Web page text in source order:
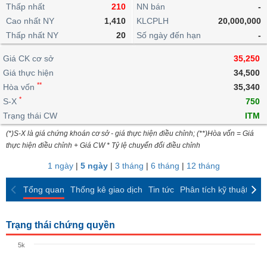
lỗ
dịch
nội
Niên
giám
Tài
liệu
cổ
Định
giá
ngoài
doanh
Top
cổ
phiếu
ngành
giao
dịch
dịch
Chứng
quyền
quan
Thống
giao
dịch
Thống
giao
dịch
Tin
tức
Phân
tích
kỹ
thuật
trực
tuyến
Bộ
lọc
cổ
So
sánh
Báo
cáo
Vĩ
mô
lai
Chứng
quyền
Trái
phiếu
IR
Awards
tạo
Dịch
vụ
Thấp nhất
210
Cao nhất NY
1,410
Thấp nhất NY
20
NN bán
-
KLCPLH
20,000,000
Số ngày đến hạn
-
Giá CK cơ sở
35,250
Giá thực hiện
34,500
Hòa vốn **
35,340
S-X *
750
Trạng thái CW
ITM
(*)S-X là giá chứng khoán cơ sở - giá thực hiện điều chỉnh; (**)Hòa vốn = Giá
thực hiện điều chỉnh + Giá CW * Tỷ lệ chuyển đổi điều chỉnh
1 ngày| 5 ngày| 3 tháng | 6 tháng | 12 tháng
Tổng quan Thống kê giao dịch Tin tức Phân tích kỹ thuật
Trạng thái chứng quyền
5k
BẤT
ĐỘNG
SẢN
TÀI
CHÍNH
HÀNG
KINH